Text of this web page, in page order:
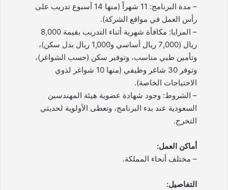
– مدة البرنامج: 11 شهراً (منها 14 أسبوع تدريب على
رأس العمل في مواقع الشركة).
– المزايا: مكافأة شهرية أثناء التدريب بقيمة 8,000
ريال (7,000 ريال أساسي و1,000 ريال بدل سكن)،
وتأمين طبي مناسب، وتوفير سكن (حسب الشواغر)،
وتوفر 30 شاغر وظيفي (منها 10 شواغر لذوي
الاحتياجات الخاصة).
– الشروط: وجود شهادة عضوية هيئة المهندسين
السعودية عند بدء البرنامج، وتعطى الأولوية لحديثي
التخرج.
أماكن العمل:
– مختلف أنحاء المملكة.
التفاصيل: